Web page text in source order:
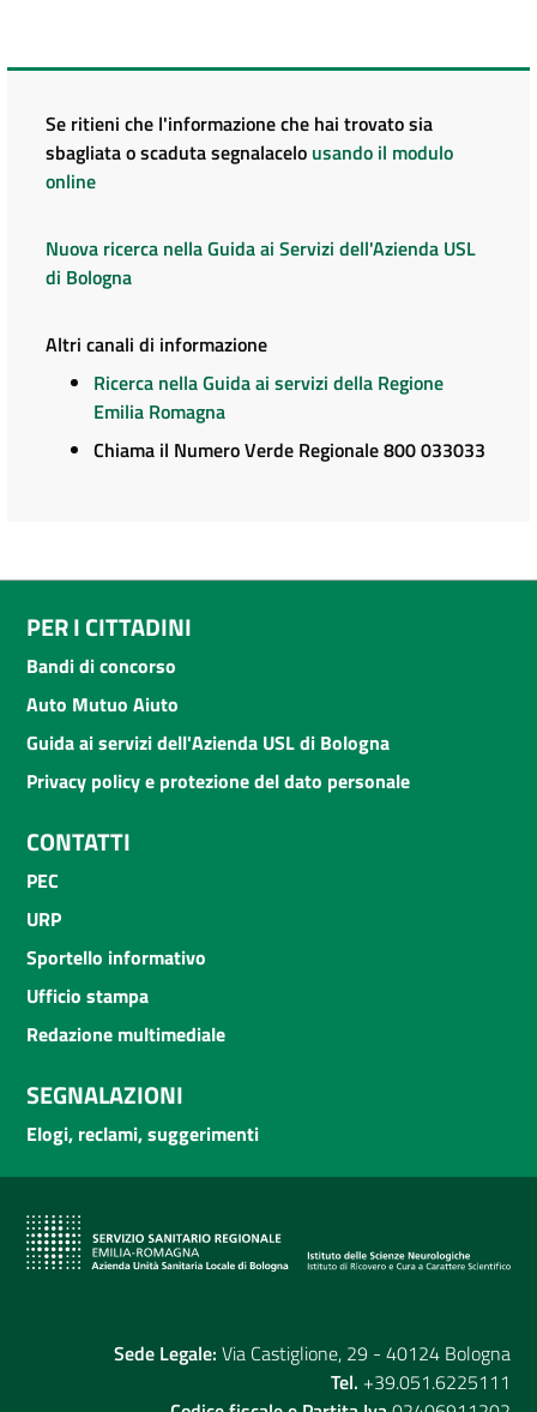
Se ritieni che l'informazione che hai trovato sia
sbagliata o scaduta segnalacelo usando il modulo
online
Nuova ricerca nella Guida ai Servizi dell'Azienda USL
di Bologna
Altri canali di informazione
Ricerca nella Guida ai servizi della Regione
Emilia Romagna
Chiama il Numero Verde Regionale 800 033033
PER I CITTADINI
Bandi di concorso
Auto Mutuo Aiuto
Guida ai servizi dell'Azienda USL di Bologna
Privacy policy e protezione del dato personale
CONTATTI
PEC
URP
Sportello informativo
Ufficio stampa
Redazione multimediale
SEGNALAZIONI
Elogi, reclami, suggerimenti
Sede Legale: Via Castiglione, 29 - 40124 Bologna
Tel. +39.051.6225111